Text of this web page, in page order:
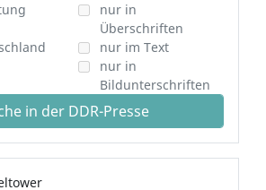
nur in
Überschriften
nur im Text
nur in
Bildunterschriften
in der DDR-Presse